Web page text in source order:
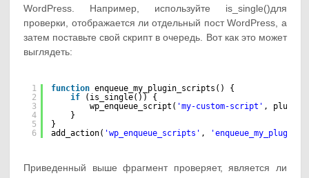
WordPress. Например, используйте is_single()для
проверки, отображается ли отдельный пост WordPress, а
затем поставьте свой скрипт в очередь. Вот как это может
выглядеть:
1
2
3
4
5
6
function enqueue_my_plugin_scripts() {
if
(is_single()) {
wp_enqueue_script( 'my-custom-script' ,
}
}
add_action( 'wp_enqueue_scripts' ,
Приведенный выше фрагмент проверяет, является ли